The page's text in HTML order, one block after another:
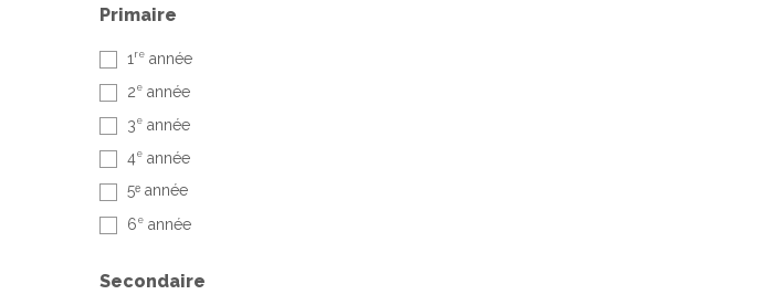
Primaire
1 re année
2 e année
3 e année
4e année
5ᵉ année
6 e année
Secondaire